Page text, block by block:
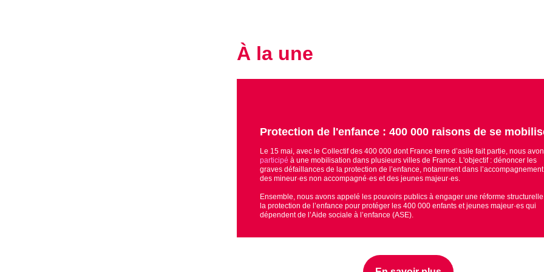
À la une
Protection de l'enfance : 400 000 raisons de se
Le 15 mai, avec le Collectif des 400 000 dont France terre d’asile fait partie, nous
participé à une mobilisation dans plusieurs villes de France. L'objectif : dénoncer les
graves défaillances de la protection de l’enfance, notamment dans l’accompagnement
des mineur·es non accompagné·es et des jeunes majeur·es.
Ensemble, nous avons appelé les pouvoirs publics à engager une réforme
la protection de l’enfance pour protéger les 400 000 enfants et jeunes majeur·es qui
dépendent de l’Aide sociale à l’enfance (ASE).